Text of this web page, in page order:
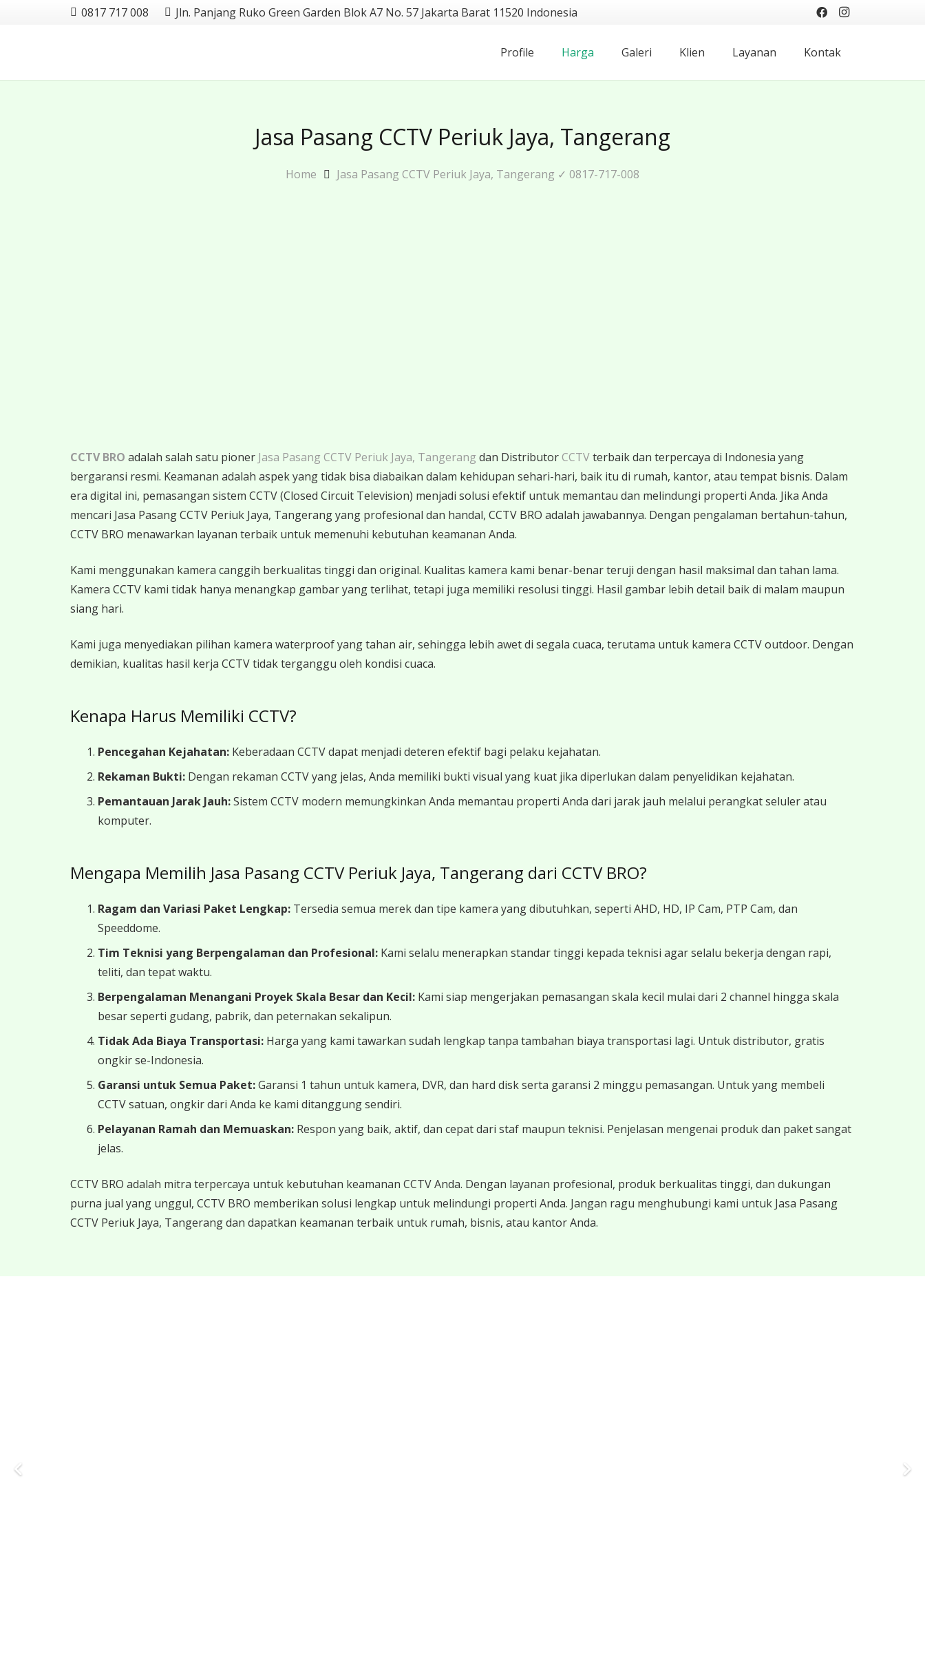
0817 717 008 Jln. Panjang Ruko Green Garden Blok A7 No. 57 Jakarta Barat 11520 Indonesia
Profile Harga Galeri Klien Layanan Kontak
Jasa Pasang CCTV Periuk Jaya, Tangerang
Home Jasa Pasang CCTV Periuk Jaya, Tangerang ✓ 0817-717-008
CCTV BRO adalah salah satu pioner Jasa Pasang CCTV Periuk Jaya, Tangerang dan DistributorCCTVterbaik dan terpercaya di Indonesia yang
bergaransi resmi. Keamanan adalah aspek yang tidak bisa diabaikan dalam kehidupan sehari-hari, baik itu di rumah, kantor, atau tempat bisnis. Dalam
era digital ini, pemasangan sistem CCTV (Closed Circuit Television) menjadi solusi efektif untuk memantau dan melindungi properti Anda. Jika Anda
mencari Jasa Pasang CCTV Periuk Jaya, Tangerang yang profesional dan handal, CCTV BRO adalah jawabannya. Dengan pengalaman bertahun-tahun,
CCTV BRO menawarkan layanan terbaik untuk memenuhi kebutuhan keamanan Anda.
Kami menggunakan kamera canggih berkualitas tinggi dan original. Kualitas kamera kami benar-benar teruji dengan hasil maksimal dan tahan lama.
Kamera CCTV kami tidak hanya menangkap gambar yang terlihat, tetapi juga memiliki resolusi tinggi. Hasil gambar lebih detail baik di malam maupun
siang hari.
Kami juga menyediakan pilihan kamera waterproof yang tahan air, sehingga lebih awet di segala cuaca, terutama untuk kamera CCTV outdoor. Dengan
demikian, kualitas hasil kerja CCTV tidak terganggu oleh kondisi cuaca.
Kenapa Harus Memiliki CCTV?
Pencegahan Kejahatan: Keberadaan CCTV dapat menjadi deteren efektif bagi pelaku kejahatan.
Rekaman Bukti: Dengan rekaman CCTV yang jelas, Anda memiliki bukti visual yang kuat jika diperlukan dalam penyelidikan kejahatan.
Pemantauan Jarak Jauh:Sistem CCTV modern memungkinkan Anda memantau properti Anda dari jarak jauh melalui perangkat seluler atau
komputer.
Mengapa Memilih Jasa Pasang CCTV Periuk Jaya, Tangerang dari CCTV BRO?
Ragam dan Variasi Paket Lengkap: Tersedia semua merek dan tipe kamera yang dibutuhkan, seperti AHD, HD, IP Cam, PTP Cam, dan
Speeddome.
Tim Teknisi yang Berpengalaman dan Profesional: Kami selalu menerapkan standar tinggi kepada teknisi agar selalu bekerja dengan rapi,
teliti, dan tepat waktu.
Berpengalaman Menangani Proyek Skala Besar dan Kecil: Kami siap mengerjakan pemasangan skala kecil mulai dari 2 channel hingga skala
besar seperti gudang, pabrik, dan peternakan sekalipun.
Tidak Ada Biaya Transportasi: Harga yang kami tawarkan sudah lengkap tanpa tambahan biaya transportasi lagi. Untuk distributor, gratis
ongkir se-Indonesia.
Garansi untuk Semua Paket:Garansi 1 tahun untuk kamera, DVR, dan hard disk serta garansi 2 minggu pemasangan. Untuk yang membeli
CCTV satuan, ongkir dari Anda ke kami ditanggung sendiri.
Pelayanan Ramah dan Memuaskan: Respon yang baik, aktif, dan cepat dari staf maupun teknisi. Penjelasan mengenai produk dan paket sangat
jelas.
CCTV BRO adalah mitra terpercaya untuk kebutuhan keamanan CCTV Anda. Dengan layanan profesional, produk berkualitas tinggi, dan dukungan
purna jual yang unggul, CCTV BRO memberikan solusi lengkap untuk melindungi properti Anda. Jangan ragu menghubungi kami untuk Jasa Pasang
CCTV Periuk Jaya, Tangerang dan dapatkan keamanan terbaik untuk rumah, bisnis, atau kantor Anda.